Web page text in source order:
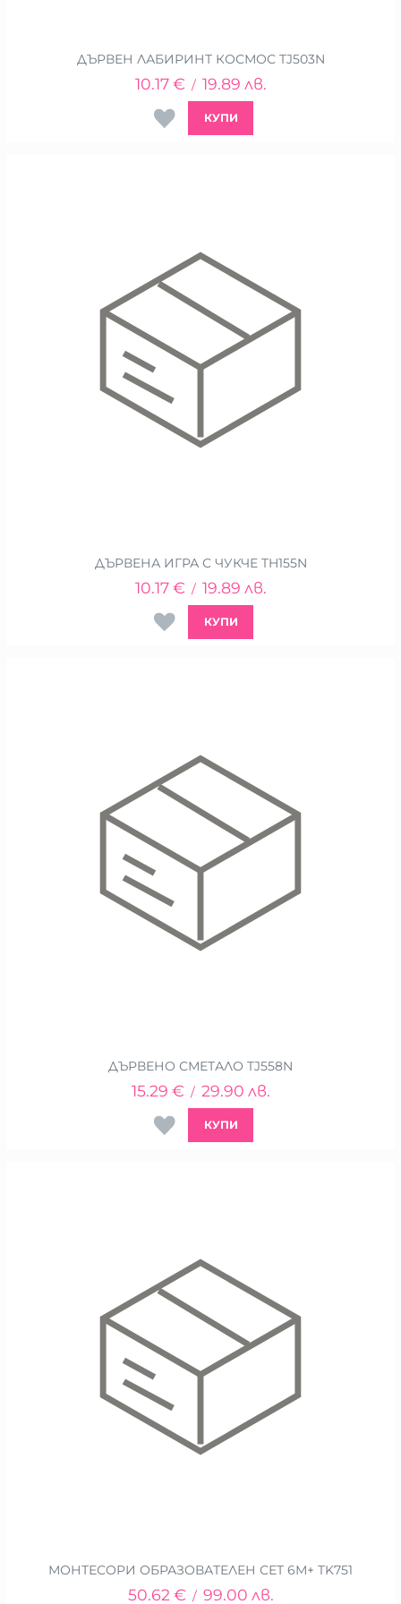
ДЪРВЕН ЛАБИРИНТ КОСМОС TJ503N
10.17 € / 19.89 лв.
КУПИ
ДЪРВЕНА ИГРА С ЧУКЧЕ TH155N
10.17 € / 19.89 лв.
КУПИ
ДЪРВЕНО СМЕТАЛО TJ558N
15.29 € / 29.90 лв.
КУПИ
МОНТЕСОРИ ОБРАЗОВАТЕЛЕН СЕТ 6М+ TK751
50.62 € / 99.00 лв.